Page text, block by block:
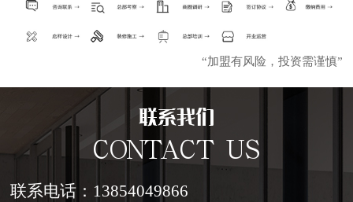
“加盟有风险，投资需谨慎”
联系我们
CONTACT US
联系电话：13854049866